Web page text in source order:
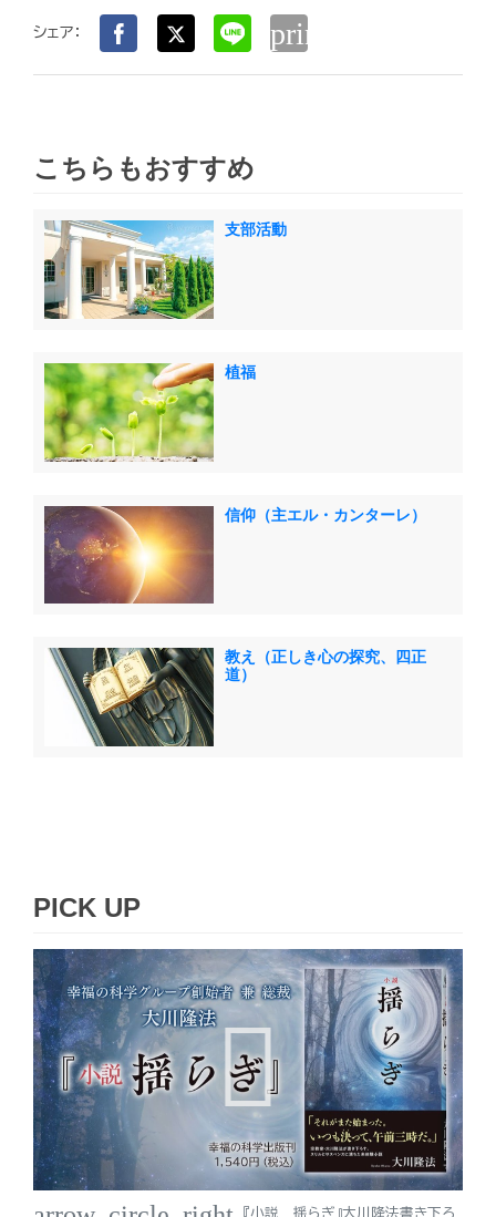
シェア： print
こちらもおすすめ
支部活動
植福
信仰（主エル・カンターレ）
教え（正しき心の探究、四正
道）
PICK UP
『小説 揺らぎ』大川隆法書き下ろ